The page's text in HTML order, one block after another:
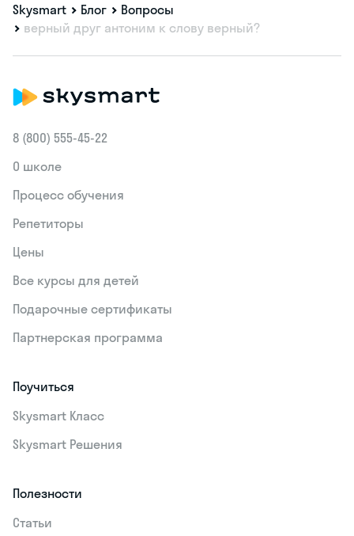
Skysmart Блог
Вопросы
верный друг антоним к слову верный?
8 (800) 555‑45-22
О школе
Процесс обучения
Репетиторы
Цены
Все курсы для детей
Подарочные сертификаты
Партнерская программа
Поучиться
Skysmart Класс
Skysmart Решения
Полезности
Статьи